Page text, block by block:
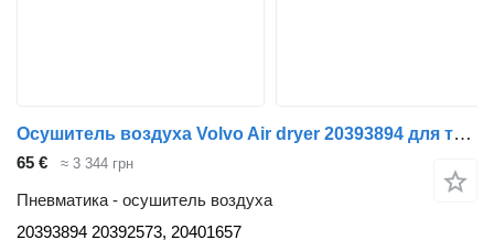
Осушитель воздуха Volvo Air dryer 20393894 для тягача Volvo FM9
65 € ≈ 3 344 грн
Пневматика - осушитель воздуха
20393894 20392573, 20401657